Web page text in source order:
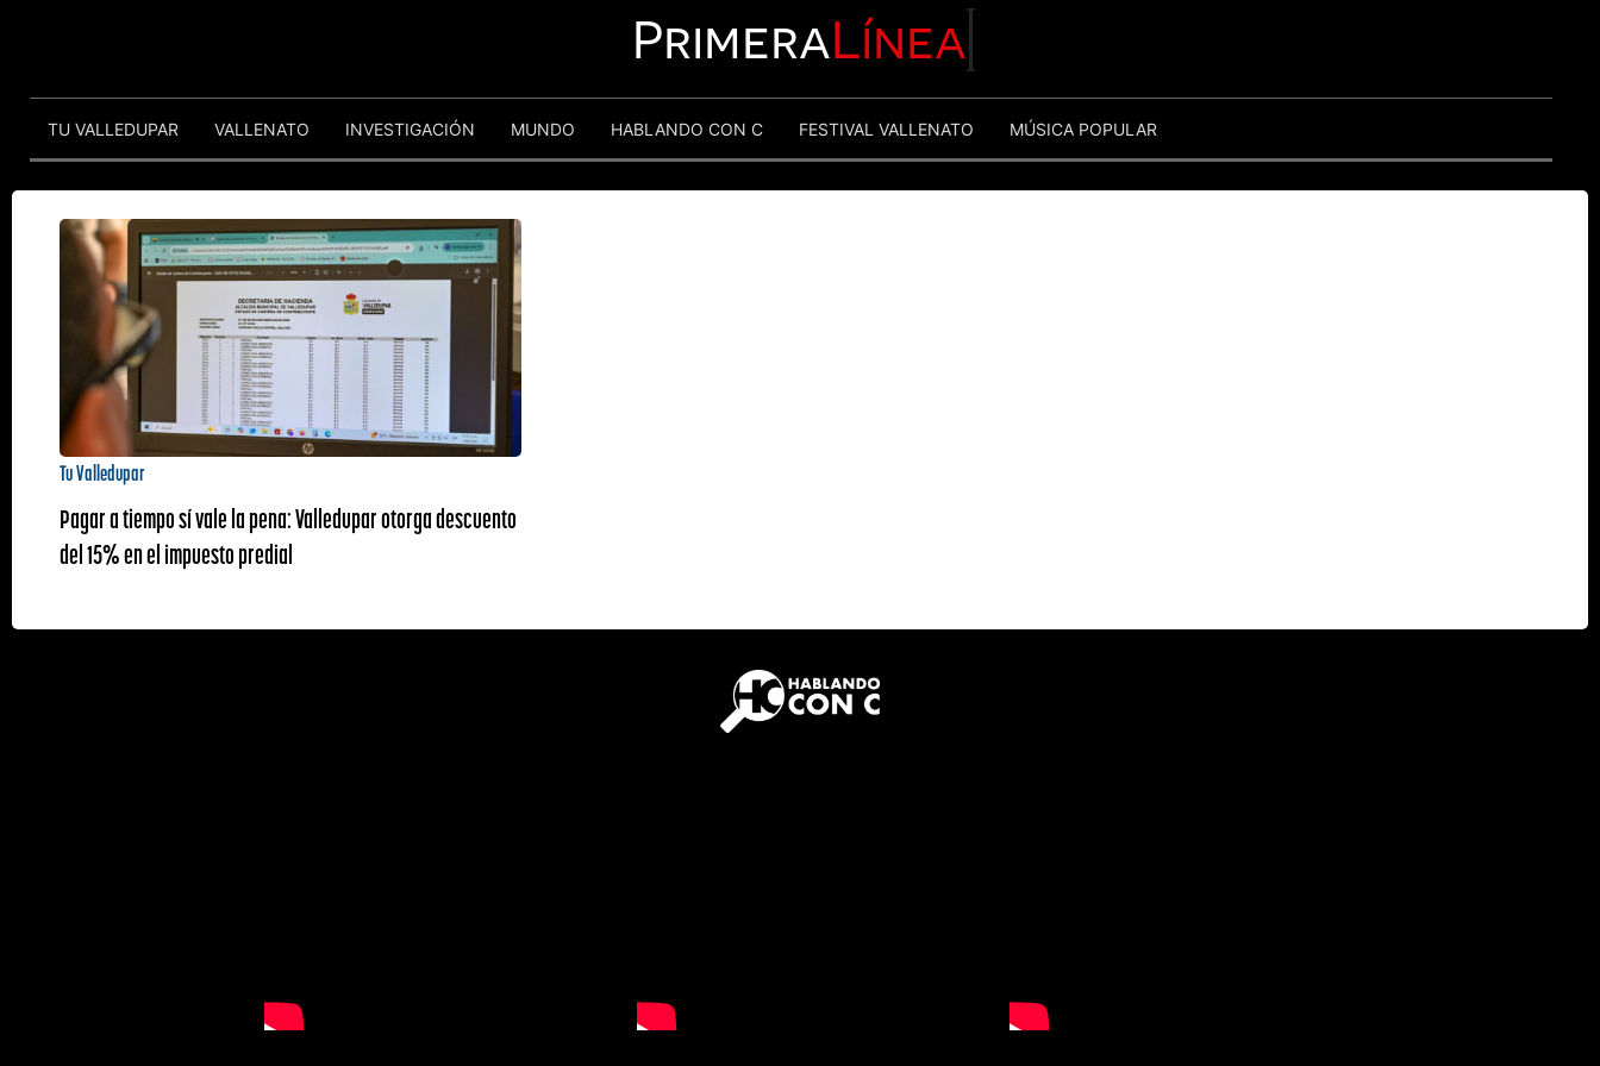
PrimeraLínea
TU VALLEDUPAR VALLENATO INVESTIGACIÓN MUNDO HABLANDO CON C FESTIVAL VALLENATO MÚSICA POPULAR
Tu Valledupar
Pagar a tiempo sí vale la pena: Valledupar otorga descuento
del 15% en el impuesto predial